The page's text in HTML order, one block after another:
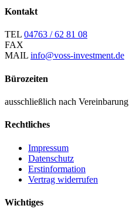
Kontakt
TEL 04763 / 62 81 08
FAX
MAIL info@voss-investment.de
Bürozeiten
ausschließlich nach Vereinbarung
Rechtliches
Impressum
Datenschutz
Erstinformation
Vertrag widerrufen
Wichtiges